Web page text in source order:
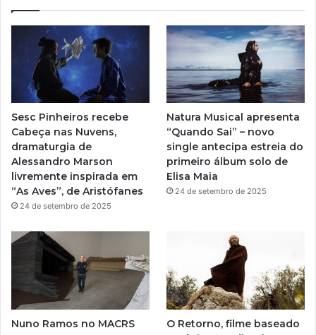
e
g
r
a
m
Sesc Pinheiros recebe
Cabeça nas Nuvens,
dramaturgia de
Alessandro Marson
livremente inspirada em
“As Aves”, de Aristófanes
24 de setembro de 2025
Natura Musical apresenta
“Quando Sai” – novo
single antecipa estreia do
primeiro álbum solo de
Elisa Maia
24 de setembro de 2025
Nuno Ramos no MACRS
O Retorno, filme baseado